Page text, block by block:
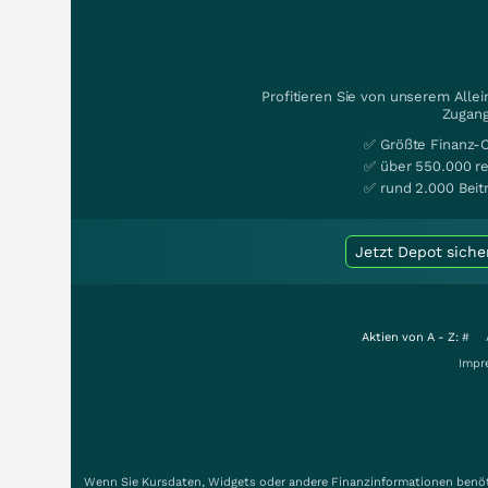
Profitieren Sie von unserem
✅ Größte
✅ über 550.000
✅ rund 2.000
Jetzt Depot
Aktien von A - Z: #
Wenn Sie Kursdaten, Widgets oder andere Finanzinformationen